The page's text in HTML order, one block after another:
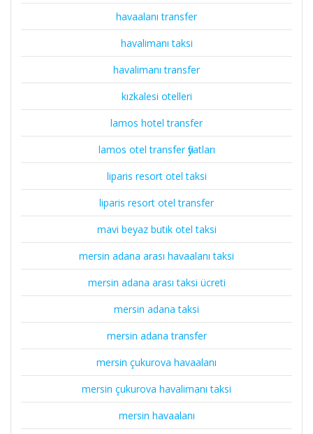
havaalanı transfer
havalimanı taksi
havalimanı transfer
kızkalesi otelleri
lamos hotel transfer
lamos otel transfer fiyatları
liparis resort otel taksi
liparis resort otel transfer
mavi beyaz butik otel taksi
mersin adana arası havaalanı taksi
mersin adana arası taksi ücreti
mersin adana taksi
mersin adana transfer
mersin çukurova havaalanı
mersin çukurova havalimanı taksi
mersin havaalanı